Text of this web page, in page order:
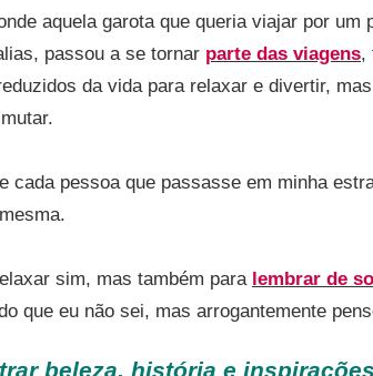
aquela garota que queria viajar por um
passou a se tornar parte das viagens,
da vida para relaxar e divertir,
cada pessoa que passasse em minha
sim, mas também para lembrar de
que eu não sei, mas arrogantemente
beleza, história e